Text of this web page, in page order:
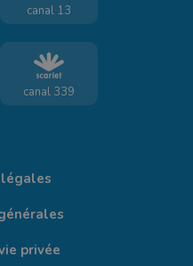
canal 13
canal 339
privée